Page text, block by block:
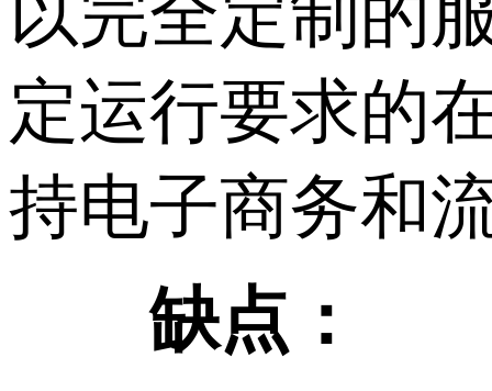
以完全定制的
定运行要求的
持电子商务和
缺点：